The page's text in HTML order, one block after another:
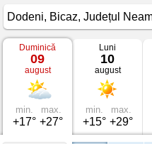
Vremea
Dodeni
Bicaz,
Județul
Neamț
Duminică
09
august
min.
+17°
max.
+27°
Luni
10
august
min.
+15°
max.
+29°